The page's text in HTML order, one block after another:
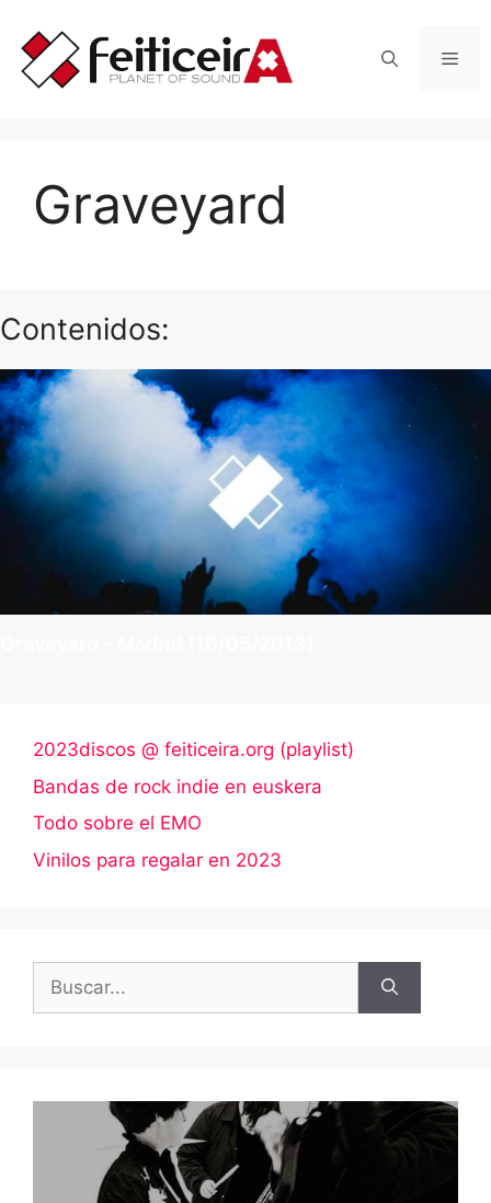
contenido
Graveyard
Contenidos:
2023discos @ feiticeira.org (playlist)
Bandas de rock indie en euskera
Todo sobre el EMO
Vinilos para regalar en 2023